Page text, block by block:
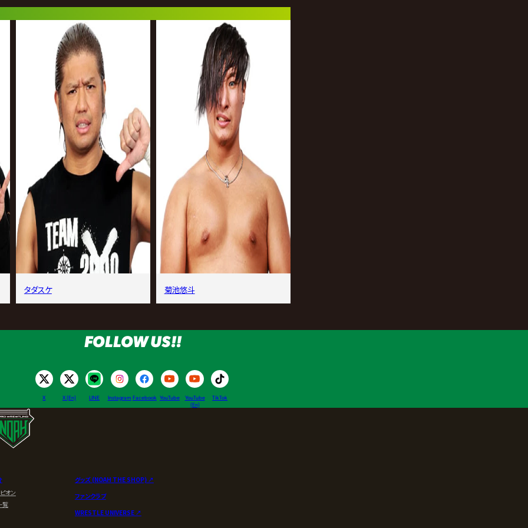
タダスケ 菊池悠斗
FOLLOW US!!
X X (En) LINE Instagram Facebook YouTube
YouTube
(En)
TikTok
オン
覧
グッズ (NOAH THE SHOP) ↗︎
ファンクラブ
WRESTLE UNIVERSE ↗︎